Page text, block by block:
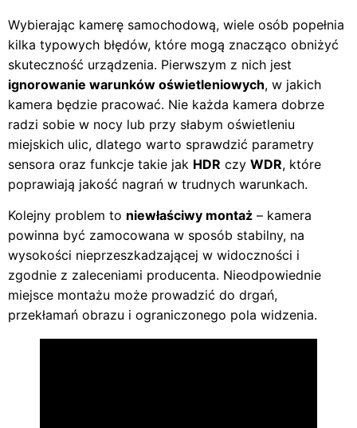
Wybierając kamerę samochodową, wiele osób popełnia
kilka typowych błędów, które mogą znacząco obniżyć
skuteczność urządzenia. Pierwszym z nich jest
ignorowanie warunków oświetleniowych, w jakich
kamera będzie pracować. Nie każda kamera dobrze
radzi sobie w nocy lub przy słabym oświetleniu
miejskich ulic, dlatego warto sprawdzić parametry
sensora oraz funkcje takie jak HDR czy WDR, które
poprawiają jakość nagrań w trudnych warunkach.
Kolejny problem to niewłaściwy montaż – kamera
powinna być zamocowana w sposób stabilny, na
wysokości nieprzeszkadzającej w widoczności i
zgodnie z zaleceniami producenta. Nieodpowiednie
miejsce montażu może prowadzić do drgań,
przekłamań obrazu i ograniczonego pola widzenia.